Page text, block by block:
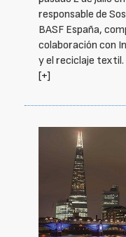
responsable de
BASF España,
colaboración con
y el reciclaje textil.
[+]